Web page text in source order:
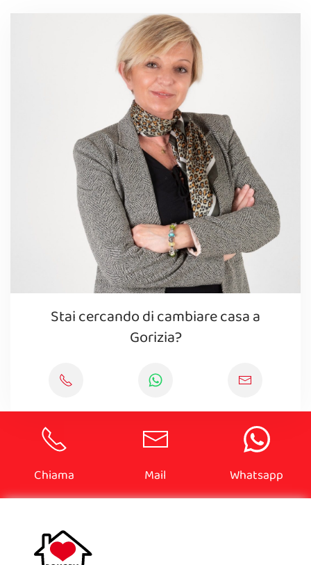
Stai cercando di cambiare casa a
Gorizia?
Chiama Mail Whatsapp